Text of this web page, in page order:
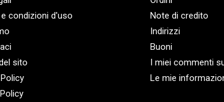
condizioni d'uso
sito
Note di credito
Indirizzi
Buoni
I miei commenti
Le mie